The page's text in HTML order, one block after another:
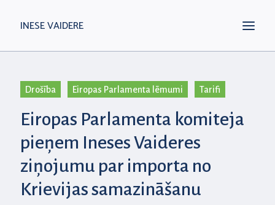
INESE VAIDERE
Drošība Eiropas Parlamenta lēmumi Tarifi
Eiropas Parlamenta komiteja
pieņem Ineses Vaideres
ziņojumu par importa no
Krievijas samazināšanu